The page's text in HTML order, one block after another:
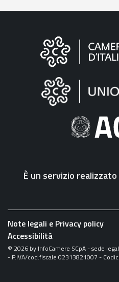
Informazioni
"Fattura
Elettronica"
È un servizio realizzato
Note legali e Privacy policy
Accessibilità
© 2026 by InfoCamere SCpA - sede
- P.IVA/cod.fiscale 02313821007 -